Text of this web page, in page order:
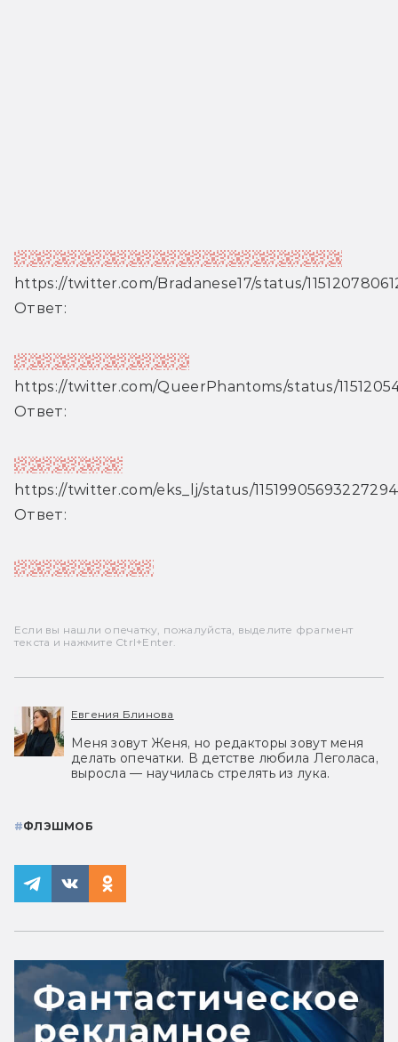
«Детективное агенство Дирка Джентли»
https://twitter.com/Bradanese17/status/
Ответ:
«Кремниевая долина»
https://twitter.com/QueerPhantoms/status/
Ответ:
«Защитники»
https://twitter.com/eks_lj/status/
Ответ:
«Игра престолов»
Если вы нашли опечатку, пожалуйста, выделите фрагмент
текста и нажмите Ctrl+Enter.
Евгения Блинова
Меня зовут Женя, но редакторы зовут меня
делать опечатки. В детстве любила Леголаса,
выросла — научилась стрелять из лука.
#ФЛЭШМОБ